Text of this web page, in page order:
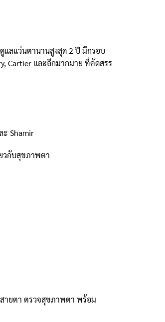
แลแว่นตานานสูงสุด 2 ปี มีกรอบ
Cartier และอีกมากมาย ที่คัดสรร
ะ Shamir
วกับสุขภาพตา
ายตา ตรวจสุขภาพตา พร้อม